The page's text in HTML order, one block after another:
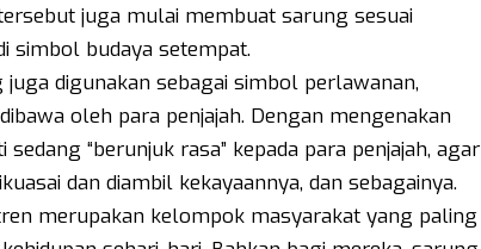
juga mulai membuat sarung sesuai
simbol budaya setempat.
juga digunakan sebagai simbol perlawanan,
oleh para penjajah. Dengan mengenakan
“berunjuk rasa” kepada para penjajah, agar
dan diambil kekayaannya, dan sebagainya.
merupakan kelompok masyarakat yang paling